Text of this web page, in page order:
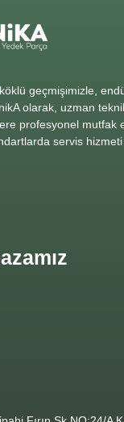
geçmişimizle,
olarak, uzman
profesyonel mutfak
servis